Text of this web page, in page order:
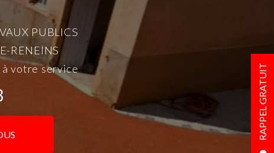
RAPPEL GRATUIT
PUBLICS
RENEINS
votre service